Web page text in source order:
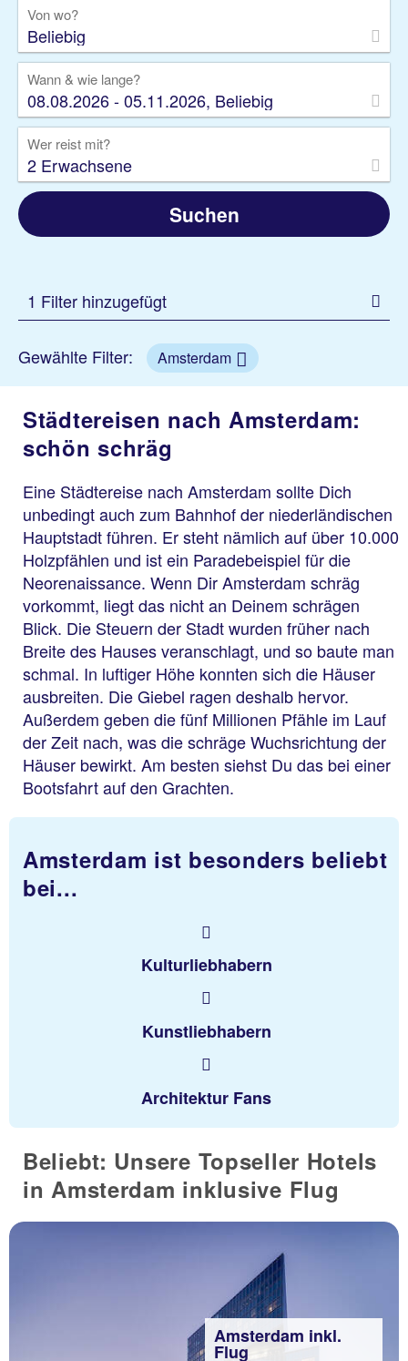
Von wo?
Beliebig
Wann & wie lange?
08.08.2026 - 05.11.2026, Beliebig
Wer reist mit?
2 Erwachsene
Suchen
1 Filter hinzugefügt
Gewählte Filter: Amsterdam
Städtereisen nach Amsterdam:
schön schräg
Eine Städtereise nach Amsterdam sollte Dich
unbedingt auch zum Bahnhof der niederländischen
Hauptstadt führen. Er steht nämlich auf über 10.000
Holzpfählen und ist ein Paradebeispiel für die
Neorenaissance. Wenn Dir Amsterdam schräg
vorkommt, liegt das nicht an Deinem schrägen
Blick. Die Steuern der Stadt wurden früher nach
Breite des Hauses veranschlagt, und so baute man
schmal. In luftiger Höhe konnten sich die Häuser
ausbreiten. Die Giebel ragen deshalb hervor.
Außerdem geben die fünf Millionen Pfähle im Lauf
der Zeit nach, was die schräge Wuchsrichtung der
Häuser bewirkt. Am besten siehst Du das bei einer
Bootsfahrt auf den Grachten.
Amsterdam ist besonders beliebt
bei...
Kulturliebhabern
Kunstliebhabern
Architektur Fans
Beliebt: Unsere Topseller Hotels
in Amsterdam inklusive Flug
Amsterdam inkl.
Flug